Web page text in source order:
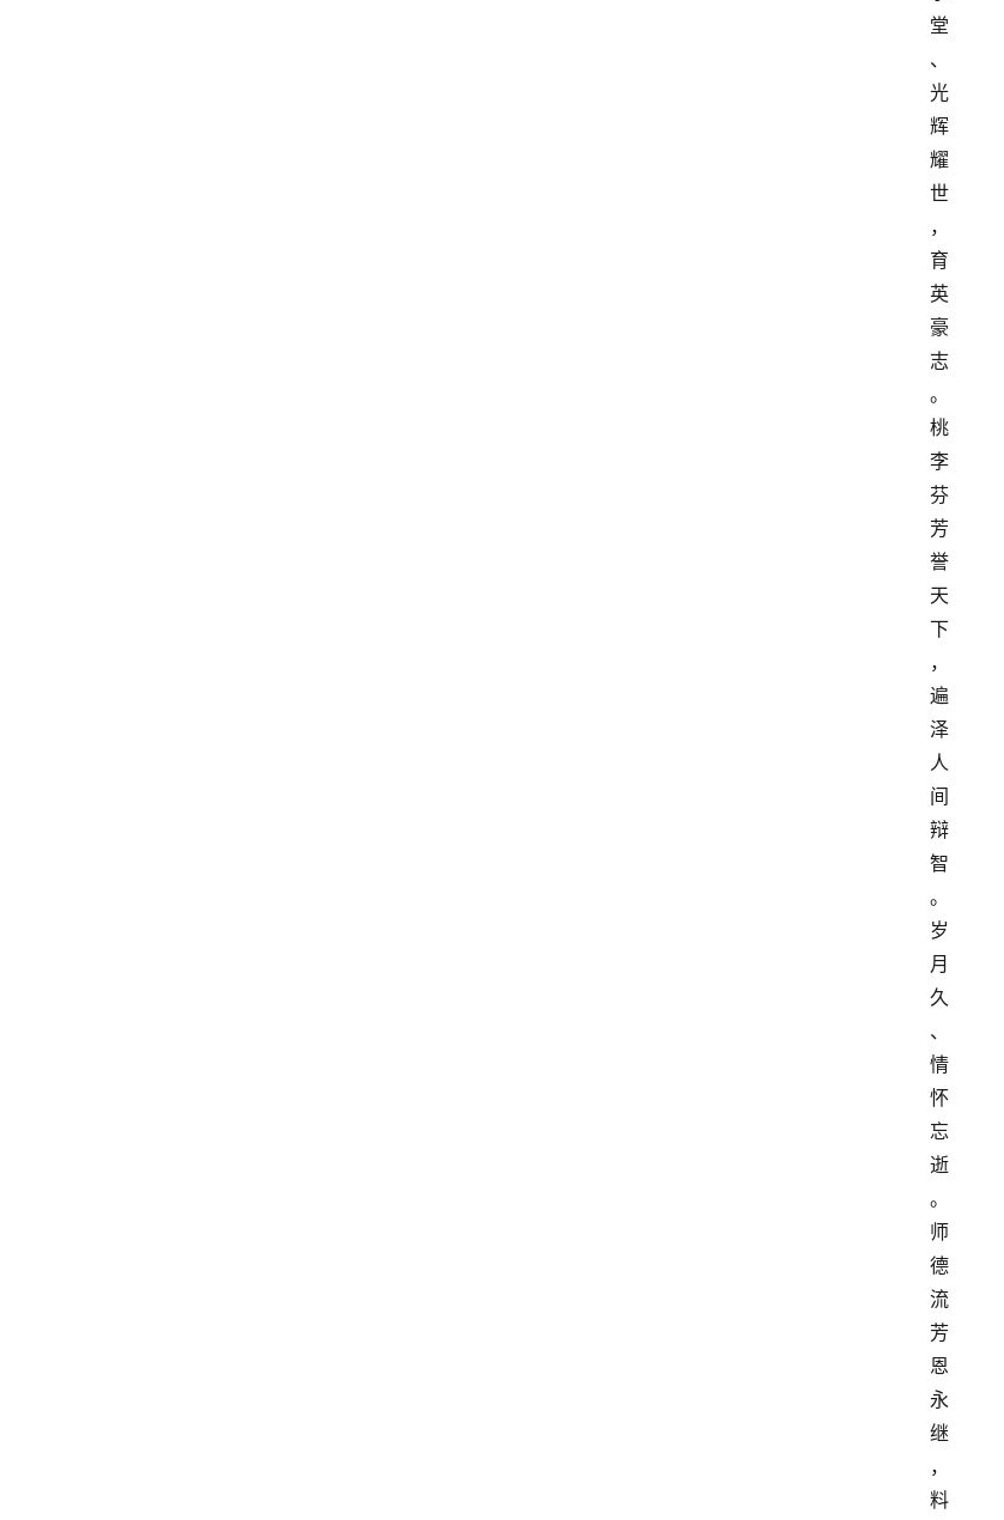
堂
、
光
辉
耀
世
，
育
英
豪
志
。
桃
李
芬
芳
誉
天
下
，
遍
泽
人
间
辩
智
。
岁
月
久
、
情
怀
忘
逝
。
师
德
流
芳
恩
永
继
，
料